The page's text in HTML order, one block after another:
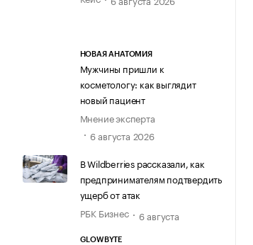
НОВАЯ АНАТОМИЯ
Мужчины пришли к
косметологу: как выглядит
новый пациент
Мнение эксперта
6 августа 2026
В Wildberries рассказали, как
предпринимателям подтвердить
ущерб от атак
РБК Бизнес
6 августа
GLOWBYTE